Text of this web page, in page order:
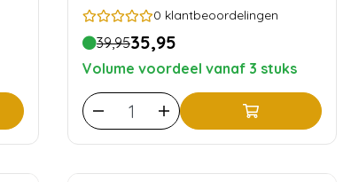
0 klantbeoordelingen
39,9535,95
Volume voordeel vanaf 3 stuks